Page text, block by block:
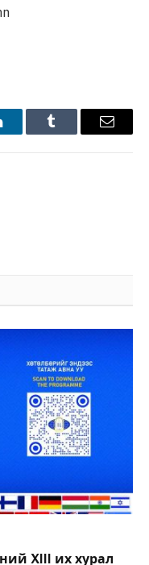
Tumblr Имэйл
XIII их хурал